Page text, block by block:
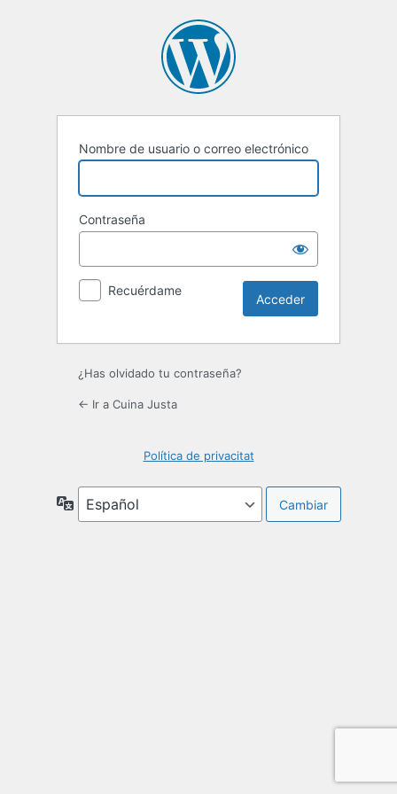
Nombre de usuario o correo electrónico
Contraseña
Recuérdame
¿Has olvidado tu contraseña?
← Ir a Cuina Justa
Política de privacitat
Idioma